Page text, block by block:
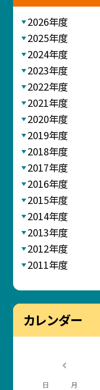
2026年度
2025年度
2024年度
2023年度
2022年度
2021年度
2020年度
2019年度
2018年度
2017年度
2016年度
2015年度
2014年度
2013年度
2012年度
2011年度
カレンダー
日 月